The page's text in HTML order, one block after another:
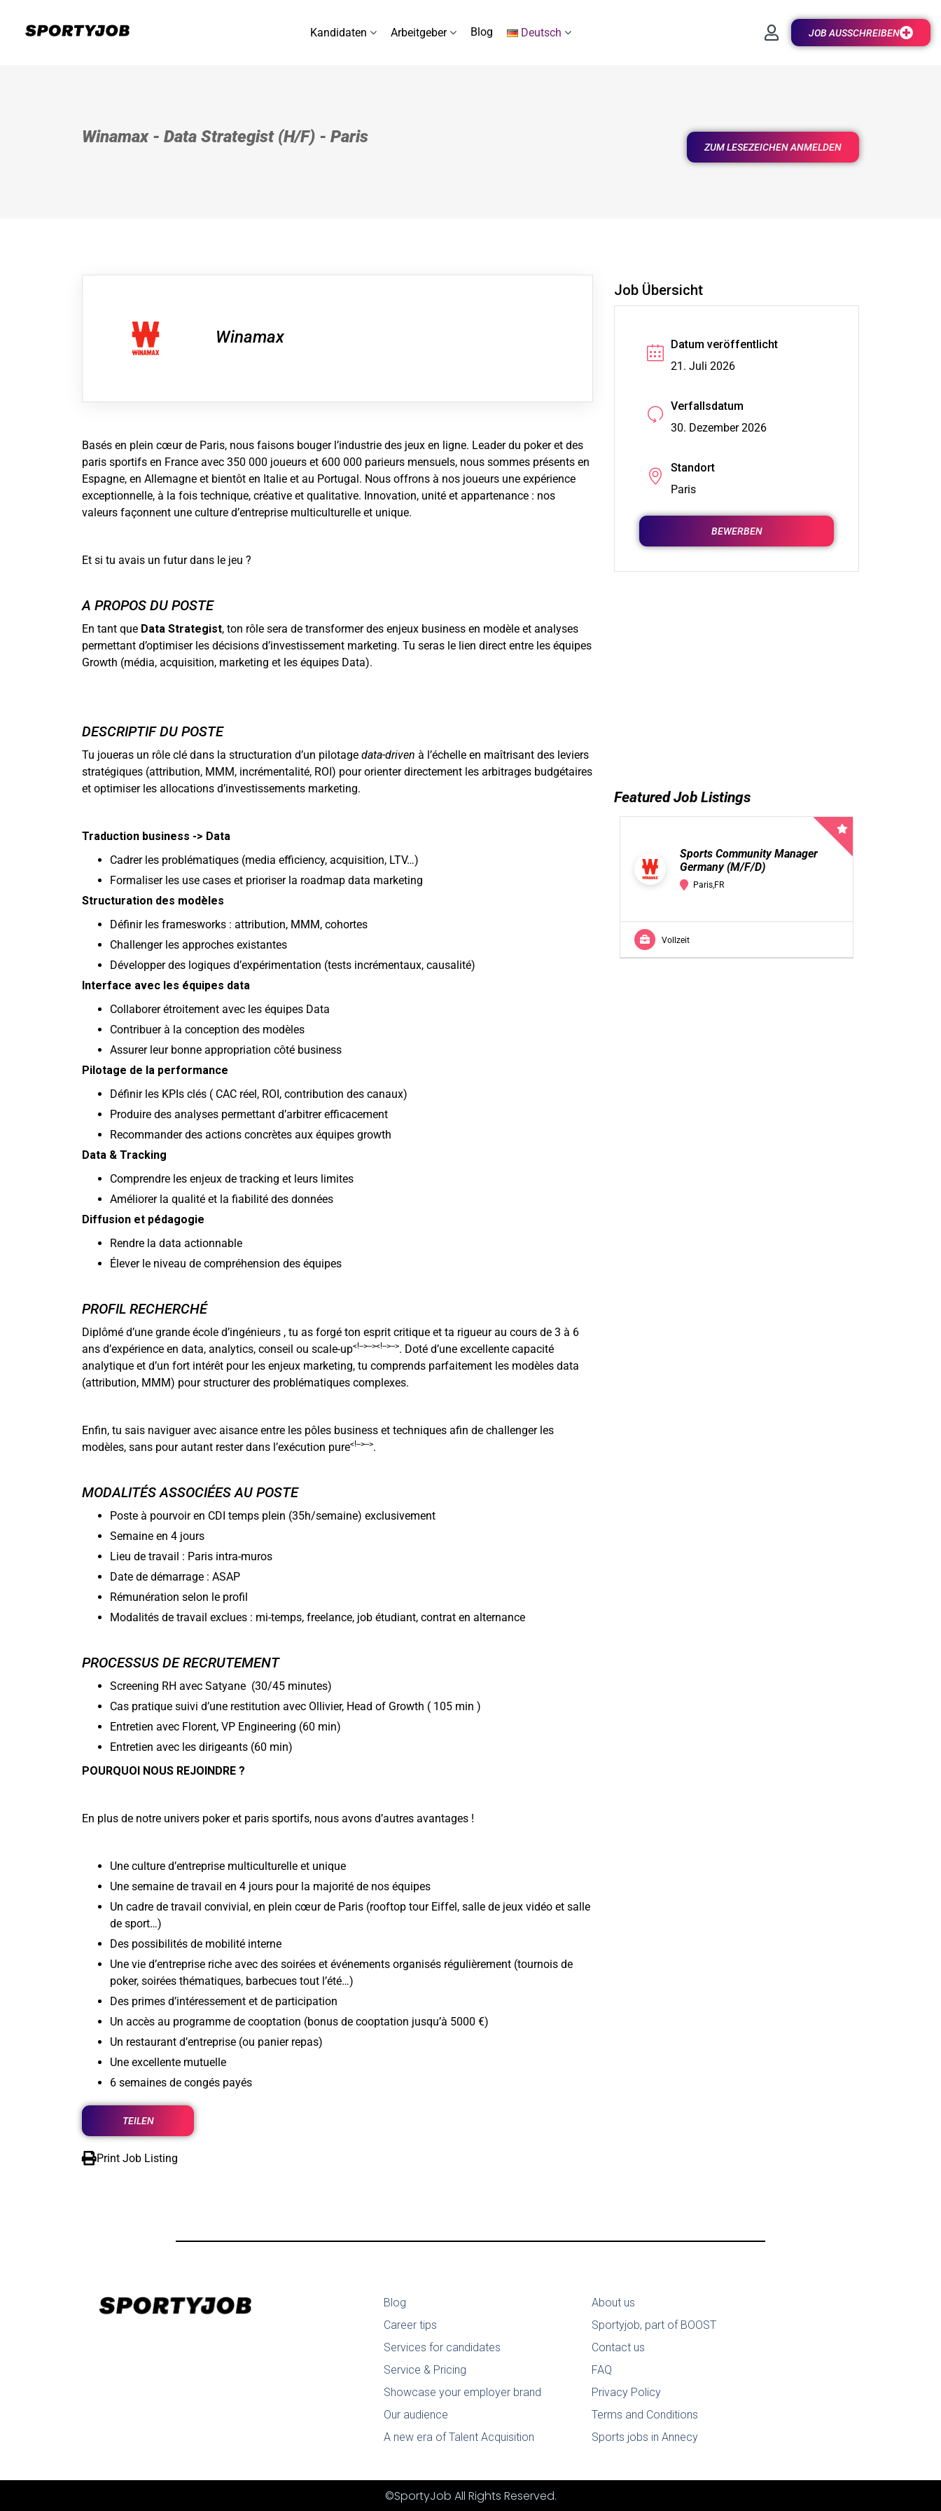
Kandidaten Arbeitgeber Blog Deutsch JOB AUSSCHREIBEN
Winamax - Data Strategist (H/F) - Paris
ZUM LESEZEICHEN ANMELDEN
Winamax
Basés en plein cœur de Paris, nous faisons bouger l’industrie des jeux en ligne. Leader du poker et des
paris sportifs en France avec 350 000 joueurs et 600 000 parieurs mensuels, nous sommes présents en
Espagne, en Allemagne et bientôt en Italie et au Portugal. Nous offrons à nos joueurs une expérience
exceptionnelle, à la fois technique, créative et qualitative. Innovation, unité et appartenance : nos
valeurs façonnent une culture d’entreprise multiculturelle et unique.
Et si tu avais un futur dans le jeu ?
A PROPOS DU POSTE
En tant que Data Strategist, ton rôle sera de transformer des enjeux business en modèle et analyses
permettant d’optimiser les décisions d’investissement marketing. Tu seras le lien direct entre les équipes
Growth (média, acquisition, marketing et les équipes Data).
DESCRIPTIF DU POSTE
Tu joueras un rôle clé dans la structuration d’un pilotage data-driven à l’échelle en maîtrisant des leviers
stratégiques (attribution, MMM, incrémentalité, ROI) pour orienter directement les arbitrages budgétaires
et optimiser les allocations d’investissements marketing.
Traduction business -> Data
Cadrer les problématiques (media efficiency, acquisition, LTV…)
Formaliser les use cases et prioriser la roadmap data marketing
Structuration des modèles
Définir les framesworks : attribution, MMM, cohortes
Challenger les approches existantes
Développer des logiques d’expérimentation (tests incrémentaux, causalité)
Interface avec les équipes data
Collaborer étroitement avec les équipes Data
Contribuer à la conception des modèles
Assurer leur bonne appropriation côté business
Pilotage de la performance
Définir les KPIs clés ( CAC réel, ROI, contribution des canaux)
Produire des analyses permettant d’arbitrer efficacement
Recommander des actions concrètes aux équipes growth
Data & Tracking
Comprendre les enjeux de tracking et leurs limites
Améliorer la qualité et la fiabilité des données
Diffusion et pédagogie
Rendre la data actionnable
Élever le niveau de compréhension des équipes
PROFIL RECHERCHÉ
Diplômé d’une grande école d’ingénieurs , tu as forgé ton esprit critique et ta rigueur au cours de 3 à 6
ans d’expérience en data, analytics, conseil ou scale-up<!-->--><!-->-->. Doté d’une excellente capacité
analytique et d’un fort intérêt pour les enjeux marketing, tu comprends parfaitement les modèles data
(attribution, MMM) pour structurer des problématiques complexes.
Enfin, tu sais naviguer avec aisance entre les pôles business et techniques afin de challenger les
modèles, sans pour autant rester dans l’exécution pure<!-->-->.
MODALITÉS ASSOCIÉES AU POSTE
Poste à pourvoir en CDI temps plein (35h/semaine) exclusivement
Semaine en 4 jours
Lieu de travail : Paris intra-muros
Date de démarrage : ASAP
Rémunération selon le profil
Modalités de travail exclues : mi-temps, freelance, job étudiant, contrat en alternance
PROCESSUS DE RECRUTEMENT
Screening RH avec Satyane (30/45 minutes)
Cas pratique suivi d’une restitution avec Ollivier, Head of Growth ( 105 min )
Entretien avec Florent, VP Engineering (60 min)
Entretien avec les dirigeants (60 min)
POURQUOI NOUS REJOINDRE ?
En plus de notre univers poker et paris sportifs, nous avons d’autres avantages !
Une culture d’entreprise multiculturelle et unique
Une semaine de travail en 4 jours pour la majorité de nos équipes
Un cadre de travail convivial, en plein cœur de Paris (rooftop tour Eiffel, salle de jeux vidéo et salle
de sport…)
Des possibilités de mobilité interne
Une vie d’entreprise riche avec des soirées et événements organisés régulièrement (tournois de
poker, soirées thématiques, barbecues tout l’été…)
Des primes d’intéressement et de participation
Un accès au programme de cooptation (bonus de cooptation jusqu’à 5000 €)
Un restaurant d’entreprise (ou panier repas)
Une excellente mutuelle
6 semaines de congés payés
TEILEN
Print Job Listing
Job Übersicht
Datum veröffentlicht
21. Juli 2026
Verfallsdatum
30. Dezember 2026
Standort
Paris
BEWERBEN
Featured Job Listings
Sports Community Manager
Germany (M/F/D)
Paris,FR
Vollzeit
Blog
Career tips
Services for candidates
Service & Pricing
Showcase your employer brand
Our audience
A new era of Talent Acquisition
About us
Sportyjob, part of BOOST
Contact us
FAQ
Privacy Policy
Terms and Conditions
Sports jobs in Annecy
©SportyJob All Rights Reserved.